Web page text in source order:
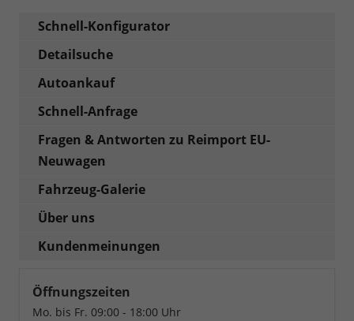
Schnell-Konfigurator
Detailsuche
Autoankauf
Schnell-Anfrage
Fragen & Antworten zu Reimport EU-
Neuwagen
Fahrzeug-Galerie
Über uns
Kundenmeinungen
Öffnungszeiten
Mo. bis Fr. 09:00 - 18:00 Uhr